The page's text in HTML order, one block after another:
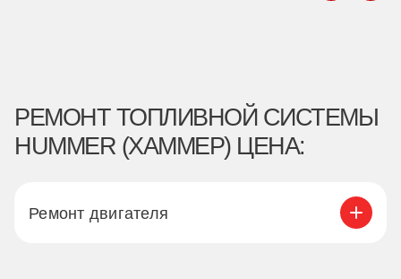
РЕМОНТ ТОПЛИВНОЙ СИСТЕМЫ
HUMMER (ХАММЕР) ЦЕНА:
Ремонт двигателя